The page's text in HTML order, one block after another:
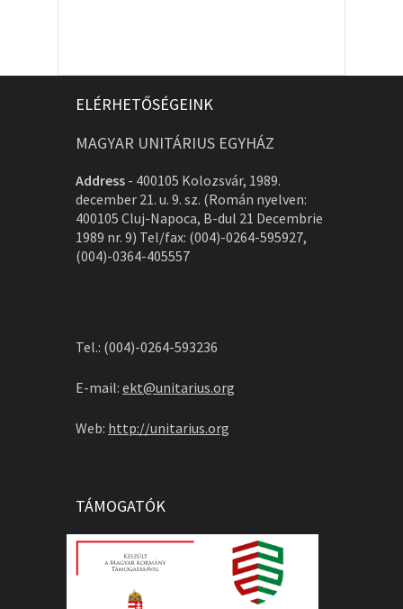
ELÉRHETŐSÉGEINK
MAGYAR UNITÁRIUS EGYHÁZ
Address - 400105 Kolozsvár, 1989.
december 21. u. 9. sz. (Román nyelven:
400105 Cluj-Napoca, B-dul 21 Decembrie
1989 nr. 9) Tel/fax: (004)-0264-595927,
(004)-0364-405557
Tel.: (004)-0264-593236
E-mail: ekt@unitarius.org
Web: http://unitarius.org
TÁMOGATÓK